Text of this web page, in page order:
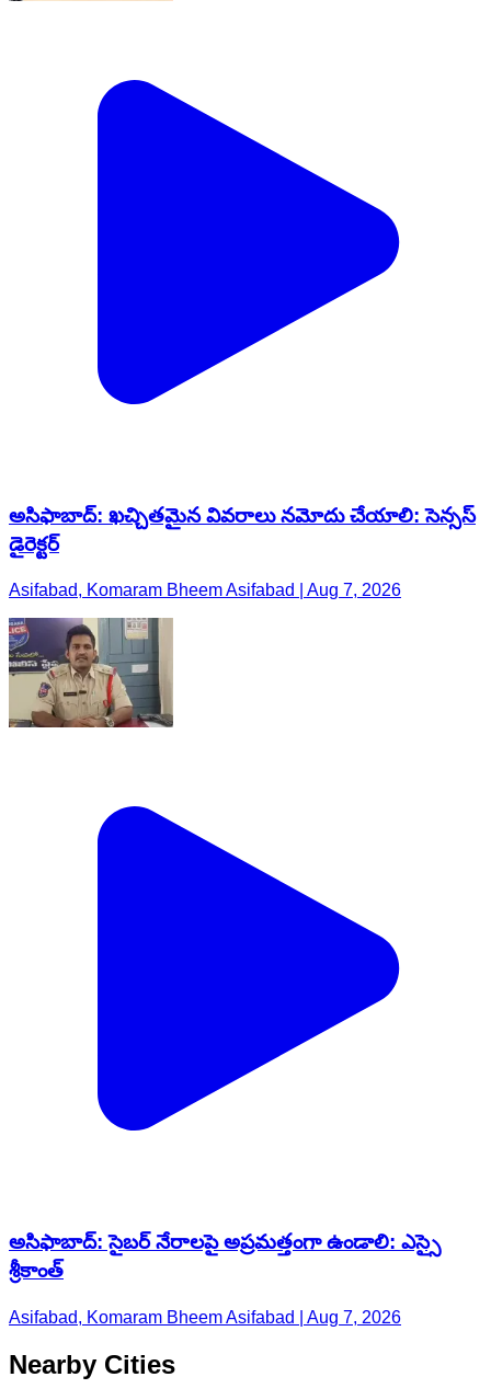
అసిఫాబాద్: ఖచ్చితమైన వివరాలు నమోదు చేయాలి: సెన్సస్
డైరెక్టర్
Asifabad, Komaram Bheem Asifabad | Aug 7, 2026
అసిఫాబాద్: సైబర్ నేరాలపై అప్రమత్తంగా ఉండాలి: ఎస్సై
శ్రీకాంత్
Asifabad, Komaram Bheem Asifabad | Aug 7, 2026
Nearby Cities